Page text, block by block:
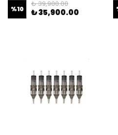
%10
₺ 39,900.00
₺ 35,900.00